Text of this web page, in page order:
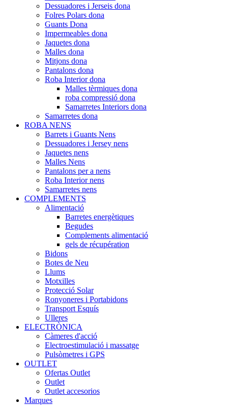
Dessuadores i Jerseis dona
Folres Polars dona
Guants Dona
Impermeables dona
Jaquetes dona
Malles dona
Mitjons dona
Pantalons dona
Roba Interior dona
Malles tèrmiques dona
roba compressió dona
Samarretes Interiors dona
Samarretes dona
ROBA NENS
Barrets i Guants Nens
Dessuadores i Jersey nens
Jaquetes nens
Malles Nens
Pantalons per a nens
Roba Interior nens
Samarretes nens
COMPLEMENTS
Alimentació
Barretes energètiques
Begudes
Complements alimentació
gels de récupération
Bidons
Botes de Neu
Llums
Motxilles
Protecció Solar
Ronyoneres i Portabidons
Transport Esquís
Ulleres
ELECTRÒNICA
Càmeres d'acció
Electroestimulació i massatge
Pulsòmetres i GPS
OUTLET
Ofertas Outlet
Outlet
Outlet accesorios
Marques